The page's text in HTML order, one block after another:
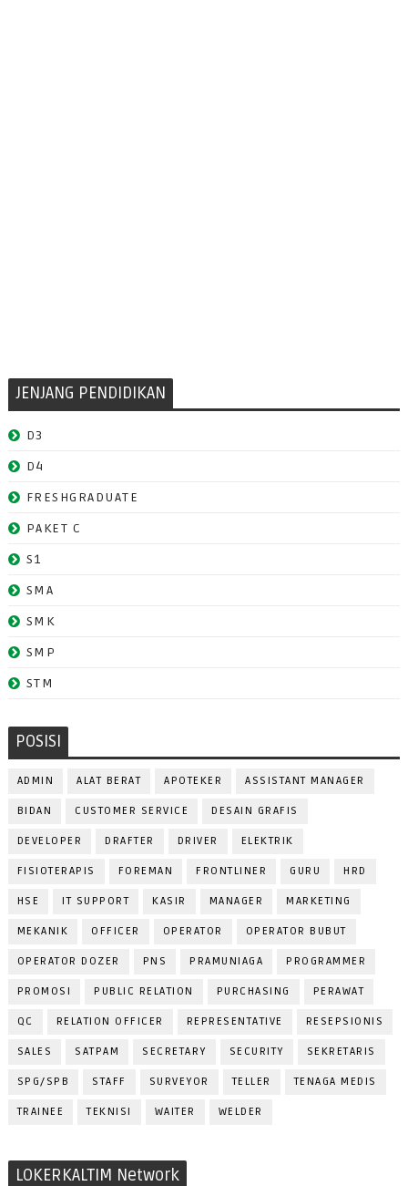
JENJANG PENDIDIKAN
D3
D4
FRESHGRADUATE
PAKET C
S1
SMA
SMK
SMP
STM
POSISI
ADMIN ALAT BERAT APOTEKER ASSISTANT MANAGER
BIDAN CUSTOMER SERVICE DESAIN GRAFIS
DEVELOPER DRAFTER DRIVER ELEKTRIK
FISIOTERAPIS FOREMAN FRONTLINER GURU HRD
HSE IT SUPPORT KASIR MANAGER MARKETING
MEKANIK OFFICER OPERATOR OPERATOR BUBUT
OPERATOR DOZER PNS PRAMUNIAGA PROGRAMMER
PROMOSI PUBLIC RELATION PURCHASING PERAWAT
QC RELATION OFFICER REPRESENTATIVE RESEPSIONIS
SALES SATPAM SECRETARY SECURITY SEKRETARIS
SPG/SPB STAFF SURVEYOR TELLER TENAGA MEDIS
TRAINEE TEKNISI WAITER WELDER
LOKERKALTIM Network